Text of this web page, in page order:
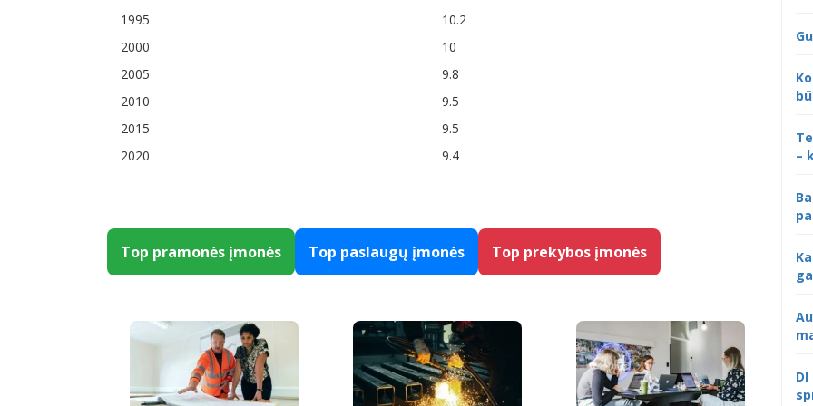
1995
10.2
2000
10
2005
9.8
2010
9.5
2015
9.5
2020
9.4
Top pramonės įmonės Top paslaugų įmonės Top prekybos įmonės
–